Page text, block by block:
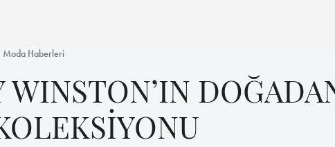
Moda Haberleri
WINSTON’IN